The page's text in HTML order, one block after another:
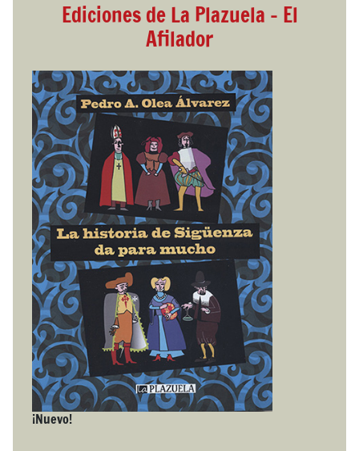
Ediciones de La Plazuela - El
Afilador
¡Nuevo!